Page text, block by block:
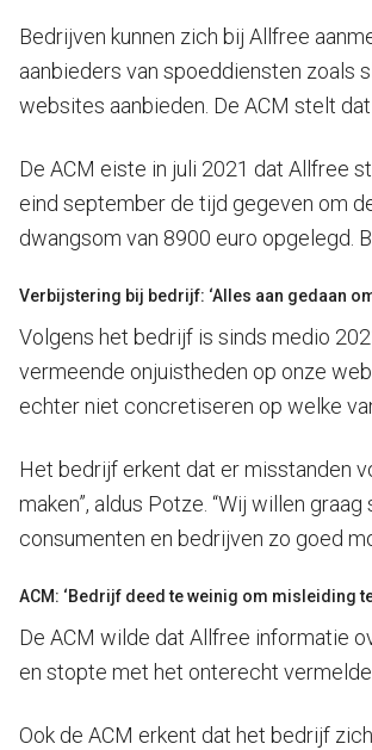
Bedrijven kunnen zich bij Allfree
aanbieders van spoeddiensten zoals
websites aanbieden. De ACM stelt
De ACM eiste in juli 2021 dat Allfree
eind september de tijd gegeven om
dwangsom van 8900 euro opgelegd.
Verbijstering bij bedrijf: ‘Alles aan gedaan
Volgens het bedrijf is sinds medio
vermeende onjuistheden op onze
echter niet concretiseren op welke
Het bedrijf erkent dat er misstanden
maken”, aldus Potze. “Wij willen
consumenten en bedrijven zo goed
ACM: ‘Bedrijf deed te weinig om misleiding
De ACM wilde dat Allfree informatie
en stopte met het onterecht
Ook de ACM erkent dat het bedrijf